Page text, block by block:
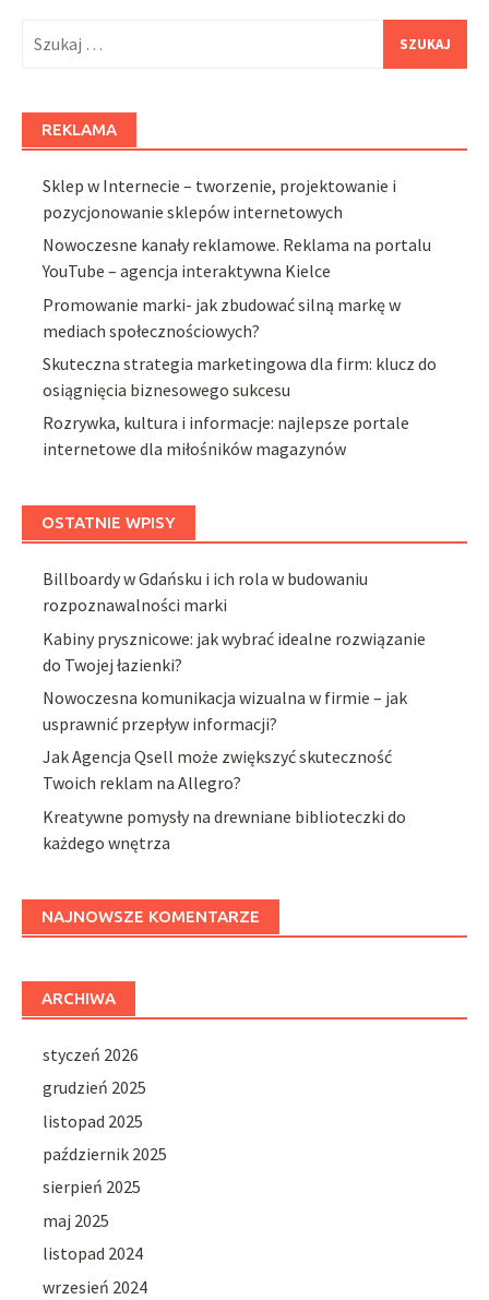
REKLAMA
Sklep w Internecie – tworzenie, projektowanie i
pozycjonowanie sklepów internetowych
Nowoczesne kanały reklamowe. Reklama na portalu
YouTube – agencja interaktywna Kielce
Promowanie marki- jak zbudować silną markę w
mediach społecznościowych?
Skuteczna strategia marketingowa dla firm: klucz do
osiągnięcia biznesowego sukcesu
Rozrywka, kultura i informacje: najlepsze portale
internetowe dla miłośników magazynów
OSTATNIE WPISY
Billboardy w Gdańsku i ich rola w budowaniu
rozpoznawalności marki
Kabiny prysznicowe: jak wybrać idealne rozwiązanie
do Twojej łazienki?
Nowoczesna komunikacja wizualna w firmie – jak
usprawnić przepływ informacji?
Jak Agencja Qsell może zwiększyć skuteczność
Twoich reklam na Allegro?
Kreatywne pomysły na drewniane biblioteczki do
każdego wnętrza
NAJNOWSZE KOMENTARZE
ARCHIWA
styczeń 2026
grudzień 2025
listopad 2025
październik 2025
sierpień 2025
maj 2025
listopad 2024
wrzesień 2024